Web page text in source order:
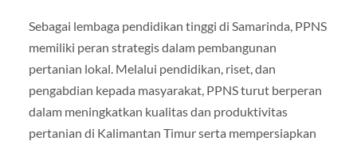
Sebagai lembaga pendidikan tinggi di Samarinda, PPNS
memiliki peran strategis dalam pembangunan
pertanian lokal. Melalui pendidikan, riset, dan
pengabdian kepada masyarakat, PPNS turut berperan
dalam meningkatkan kualitas dan produktivitas
pertanian di Kalimantan Timur serta mempersiapkan